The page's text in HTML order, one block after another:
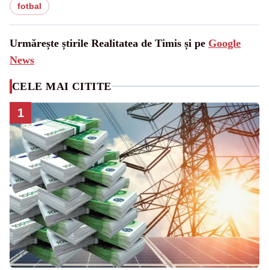
fotbal
Urmărește știrile Realitatea de Timis și pe Google
News
CELE MAI CITITE
1